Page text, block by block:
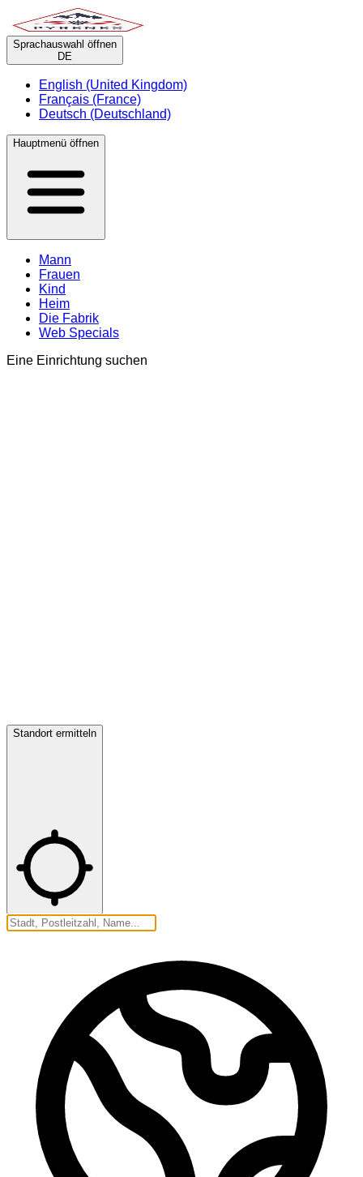
Sprachauswahl öffnen
DE
English (United Kingdom)
Français (France)
Deutsch (Deutschland)
Hauptmenü öffnen
Mann
Frauen
Kind
Heim
Die Fabrik
Web Specials
Eine Einrichtung suchen
Standort ermitteln